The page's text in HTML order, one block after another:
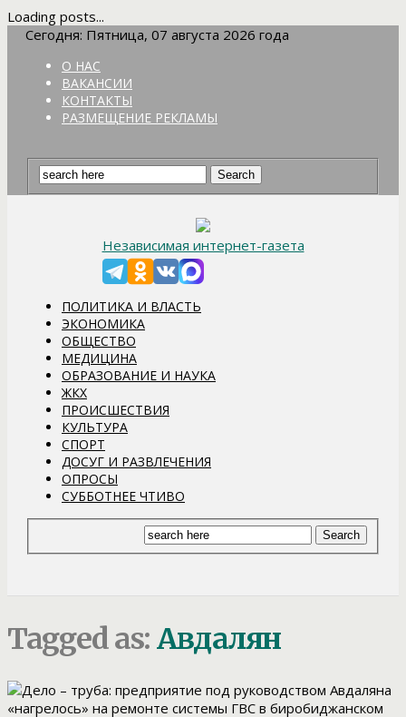
Loading posts...
Сегодня: Пятница, 07 августа 2026 года
О НАС
ВАКАНСИИ
КОНТАКТЫ
РАЗМЕЩЕНИЕ РЕКЛАМЫ
Независимая интернет-газета
ПОЛИТИКА И ВЛАСТЬ
ЭКОНОМИКА
ОБЩЕСТВО
МЕДИЦИНА
ОБРАЗОВАНИЕ И НАУКА
ЖКХ
ПРОИСШЕСТВИЯ
КУЛЬТУРА
СПОРТ
ДОСУГ И РАЗВЛЕЧЕНИЯ
ОПРОСЫ
СУББОТНЕЕ ЧТИВО
Tagged as: Авдалян